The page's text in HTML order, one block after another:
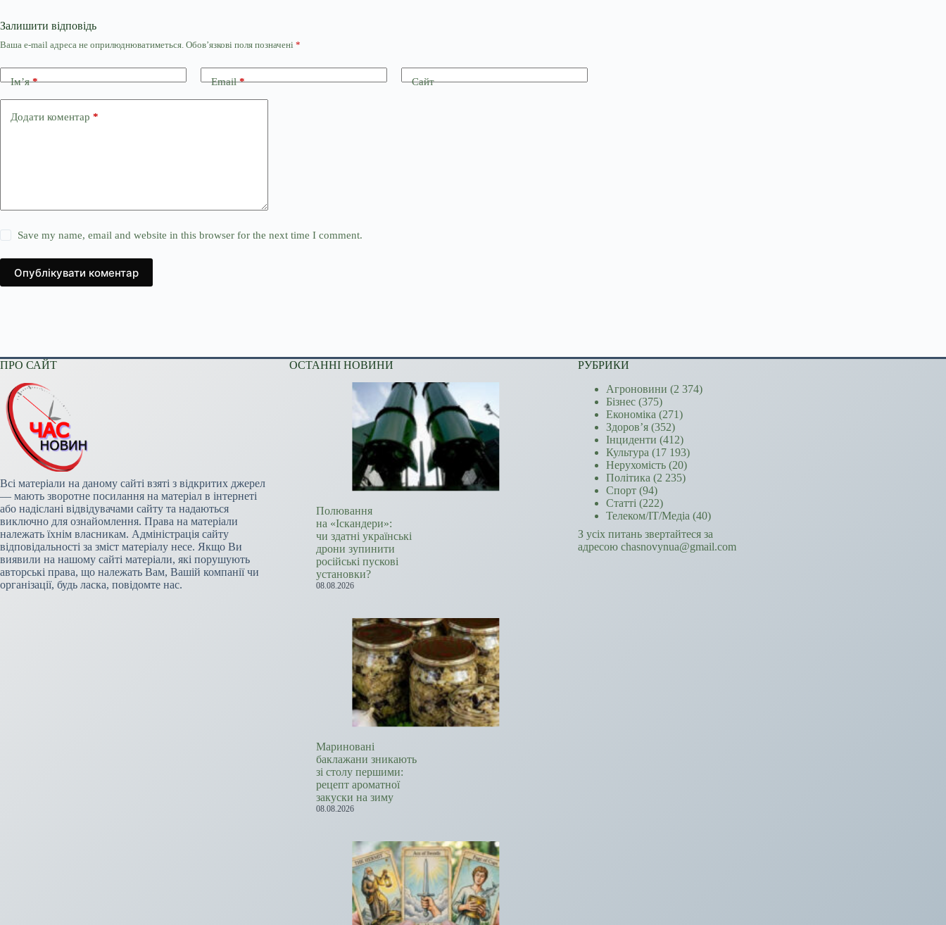
Залишити відповідь
Ваша e-mail адреса не оприлюднюватиметься. Обов’язкові поля позначені *
Ім’я* Email* Сайт
Додати коментар *
Save my name, email and website in this browser for the next time I comment.
Опублікувати коментар
ПРО САЙТ
Всі матеріали на даному сайті взяті з відкритих джерел
— мають зворотне посилання на матеріал в інтернеті
або надіслані відвідувачами сайту та надаються
виключно для ознайомлення. Права на матеріали
належать їхнім власникам. Адміністрація сайту
відповідальності за зміст матеріалу несе. Якщо Ви
виявили на нашому сайті матеріали, які порушують
авторські права, що належать Вам, Вашій компанії чи
організації, будь ласка, повідомте нас.
ОСТАННІ НОВИНИ
Полювання
на «Іскандери»:
чи здатні українські
дрони зупинити
російські пускові
установки?
08.08.2026
Мариновані
баклажани зникають
зі столу першими:
рецепт ароматної
закуски на зиму
08.08.2026
РУБРИКИ
Агроновини (2 374)
Бізнес (375)
Економіка (271)
Здоров’я (352)
Інциденти (412)
Культура (17 193)
Нерухомість (20)
Політика (2 235)
Спорт (94)
Статті (222)
Телеком/ІТ/Медіа (40)
З усіх питань звертайтеся за
адресою chasnovynua@gmail.com